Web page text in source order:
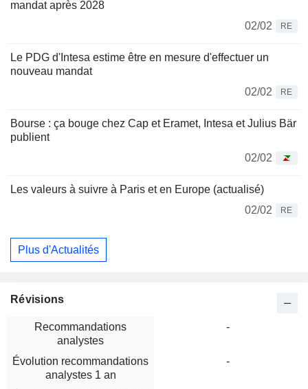
mandat après 2028
02/02
RE
Le PDG d'Intesa estime être en mesure d'effectuer un
nouveau mandat
02/02
RE
Bourse : ça bouge chez Cap et Eramet, Intesa et Julius Bär
publient
02/02
Les valeurs à suivre à Paris et en Europe (actualisé)
02/02
RE
Plus d'Actualités
Révisions
Recommandations
analystes
-
Évolution recommandations
analystes 1 an
-